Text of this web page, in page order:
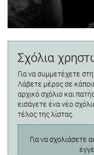
Σχόλια
Για να συμμετέχετε
Λάβετε μέρος σε
αρχικό σχόλιο και
εισάγετε ένα νέο
τέλος της λίστας.
Για να σχολιάσετε